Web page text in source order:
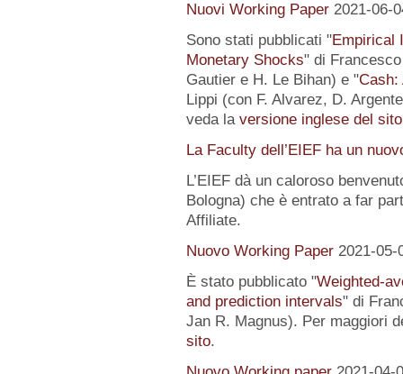
Nuovi Working Paper 2021-06-
Sono stati pubblicati "Empirical
Monetary Shocks" di
Gautier e H. Le Bihan) e "Cash:
Lippi (con F. Alvarez, D.
veda la versione inglese del sito
La Faculty dell’EIEF ha un
L’EIEF dà un caloroso
Bologna) che è entrato a far
Affiliate.
Nuovo Working Paper 2021-05-
È stato pubblicato "Weighted-
and prediction intervals" di
Jan R. Magnus). Per maggiori
sito.